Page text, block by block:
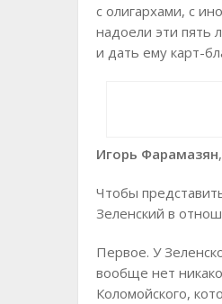
с олигархами, с
надоели эти пять
и дать ему карт-
Игорь Фарамазян
Чтобы
Зеленский в
Первое. У
вообще нет
Коломойского,